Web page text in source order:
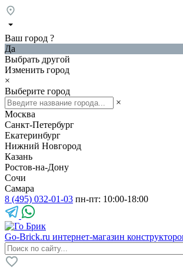
Ваш город ?
Да
Выбрать другой
Изменить город
×
Выберите город
×
Москва
Санкт-Петербург
Екатеринбург
Нижний Новгород
Казань
Ростов-на-Дону
Сочи
Самара
8 (495) 032-01-03 пн-пт: 10:00-18:00
Go-Brick.ru интернет-магазин